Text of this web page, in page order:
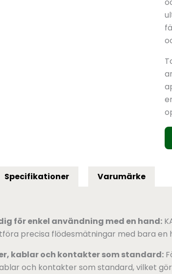
Specifikationer Varumärke
för enkel användning med en hand:
precisa flödesmätningar med bara en
kablar och kontakter som standard:
och kontakter som standard, vilket